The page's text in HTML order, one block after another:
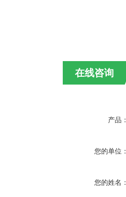
在线咨询
产品：
您的单位：
您的姓名：